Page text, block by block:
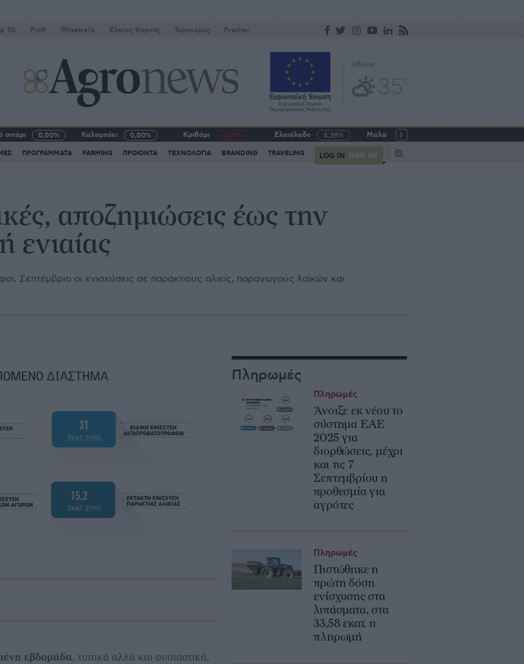
50 Profi Winetrails Eλαίας Καρπός Τυροκόμος Fresher
σιτάρι 0,00% Καλαμπόκι 0,00% Κριθάρι -6,71% Ελαιόλαδο 4,39% Μαλακό σιτάρι
ΠΡΟΓΡΑΜΜΑΤΑ FARMING ΠΡΟΙΟΝΤΑ ΤΕΧΝΟΛΟΓΙΑ BRANDING TRAVELING LOG IN SIGN UP
αποζημιώσεις έως την
ενιαίας
Σεπτέμβριο οι ενισχύσεις σε παράκτιους αλιείς, παραγωγούς λαϊκών και
εβδοµάδα, τυπικά αλλά και ουσιαστικά,
Πληρωμές
Άνοιξε εκ νέου το
σύστημα ΕΑΕ
2025 για
διορθώσεις, μέχρι
και τις 7
Σεπτεμβρίου η
προθεσμία για
αγρότες
Πληρωμές
Πιστώθηκε η
πρώτη δόση
ενίσχυσης στα
λιπάσματα, στα
33,58 εκατ. η
πληρωμή
Πληρωμές